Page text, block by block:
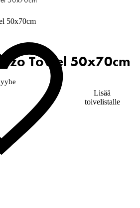
Lisää
toivelistalle
Towel 50x70cm